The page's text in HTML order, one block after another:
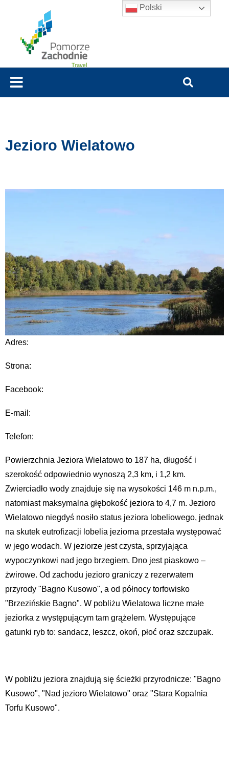
Jezioro Wielatowo
Adres:
Strona:
Facebook:
E-mail:
Telefon:
Powierzchnia Jeziora Wielatowo to 187 ha, długość i
szerokość odpowiednio wynoszą 2,3 km, i 1,2 km.
Zwierciadło wody znajduje się na wysokości 146 m n.p.m.,
natomiast maksymalna głębokość jeziora to 4,7 m. Jezioro
Wielatowo niegdyś nosiło status jeziora lobeliowego, jednak
na skutek eutrofizacji lobelia jeziorna przestała występować
w jego wodach. W jeziorze jest czysta, sprzyjająca
wypoczynkowi nad jego brzegiem. Dno jest piaskowo –
żwirowe. Od zachodu jezioro graniczy z rezerwatem
przyrody "Bagno Kusowo", a od północy torfowisko
"Brzezińskie Bagno". W pobliżu Wielatowa liczne małe
jeziorka z występującym tam grążelem. Występujące
gatunki ryb to: sandacz, leszcz, okoń, płoć oraz szczupak.
W pobliżu jeziora znajdują się ścieżki przyrodnicze: "Bagno
Kusowo", "Nad jezioro Wielatowo" oraz "Stara Kopalnia
Torfu Kusowo".
Polski